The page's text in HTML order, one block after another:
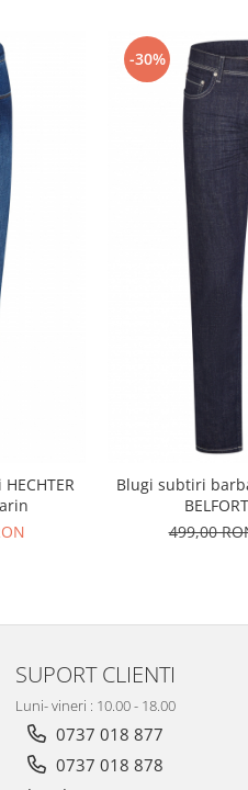
-30%
Blugi subtiri
499,00
SUPORT CLIENTI
Luni- vineri : 10.00 - 18.00
0737 018 877
0737 018 878